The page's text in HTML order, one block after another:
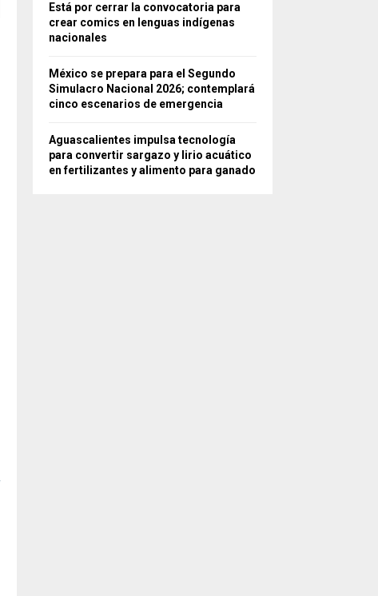
Está por cerrar la convocatoria para
crear comics en lenguas indígenas
nacionales
México se prepara para el Segundo
Simulacro Nacional 2026; contemplará
cinco escenarios de emergencia
Aguascalientes impulsa tecnología
para convertir sargazo y lirio acuático
en fertilizantes y alimento para ganado